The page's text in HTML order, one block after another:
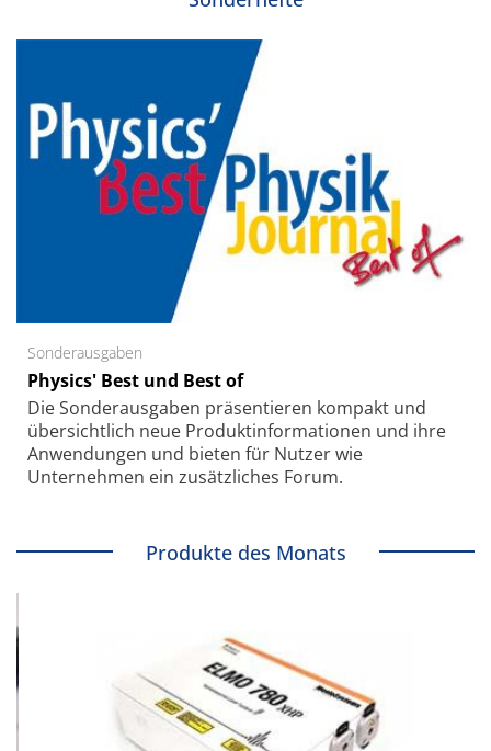
Sonderausgaben
Physics' Best und Best of
Die Sonder­ausgaben präsentieren kompakt und
übersichtlich neue Produkt­informationen und ihre
Anwendungen und bieten für Nutzer wie
Unternehmen ein zusätzliches Forum.
Produkte des Monats